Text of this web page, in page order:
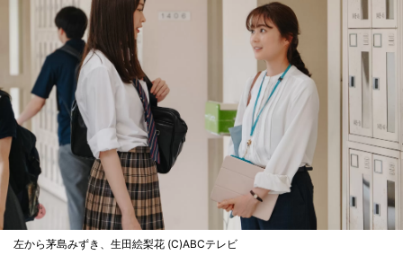
左から茅島みずき、生田絵梨花 (C)ABCテレビ